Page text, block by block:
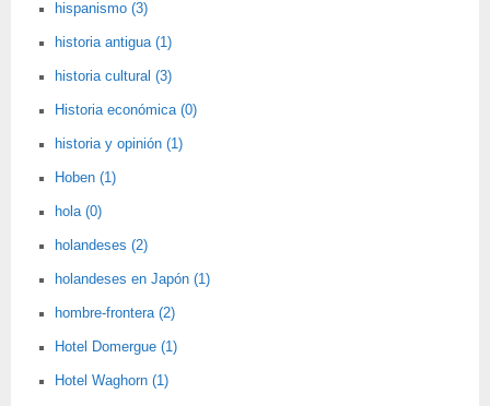
hispanismo (3)
historia antigua (1)
historia cultural (3)
Historia económica (0)
historia y opinión (1)
Hoben (1)
hola (0)
holandeses (2)
holandeses en Japón (1)
hombre-frontera (2)
Hotel Domergue (1)
Hotel Waghorn (1)